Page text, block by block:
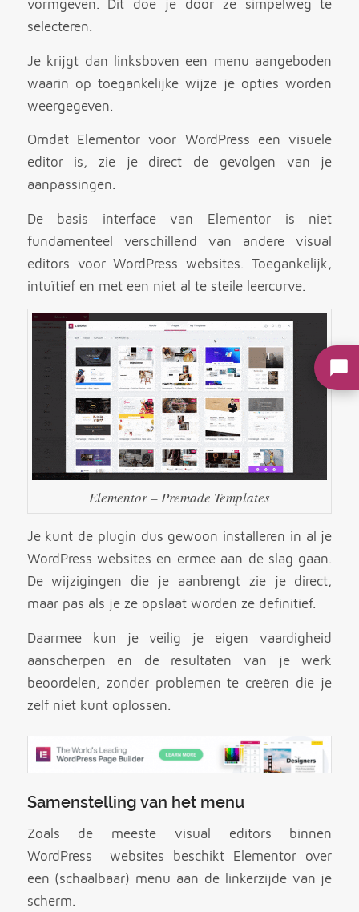
vormgeven. Dit doe je door ze simpelweg te
selecteren.
Je krijgt dan linksboven een menu aangeboden
waarin op toegankelijke wijze je opties worden
weergegeven.
Omdat Elementor voor WordPress een visuele
editor is, zie je direct de gevolgen van je
aanpassingen.
De basis interface van Elementor is niet
fundamenteel verschillend van andere visual
editors voor WordPress websites. Toegankelijk,
intuïtief en met een niet al te steile leercurve.
Elementor – Premade Templates
Je kunt de plugin dus gewoon installeren in al je
WordPress websites en ermee aan de slag gaan.
De wijzigingen die je aanbrengt zie je direct,
maar pas als je ze opslaat worden ze definitief.
Daarmee kun je veilig je eigen vaardigheid
aanscherpen en de resultaten van je werk
beoordelen, zonder problemen te creëren die je
zelf niet kunt oplossen.
Samenstelling van het menu
Zoals de meeste visual editors binnen
WordPress websites beschikt Elementor over
een (schaalbaar) menu aan de linkerzijde van je
scherm.